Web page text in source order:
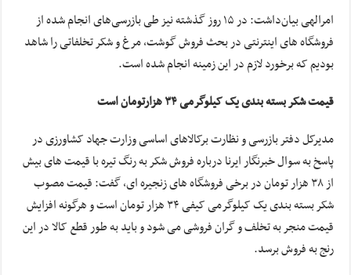
امرالهی بیان‌داشت: در ۱۵ روز گذشته نیز طی بازرسی‌های انجام شده از
فروشگاه های اینترنتی در بحث فروش گوشت، مرغ و شکر تخلفاتی را شاهد
بودیم که برخورد لازم در این زمینه انجام شده است.
قیمت شکر بسته بندی یک کیلوگرمی ۳۴ هزارتومان است
مدیرکل دفتر بازرسی و نظارت برکالاهای اساسی وزارت جهاد کشاورزی در
پاسخ به سوال خبرنگار ایرنا درباره فروش شکر به رنگ تیره با قیمت های بیش
از ۳۸ هزار تومان در برخی فروشگاه های زنجیره ای، گفت: قیمت مصوب
شکر بسته بندی یک کیلوگرمی کیفی ۳۴ هزار تومان است و هرگونه افزایش
قیمت منجر به تخلف و گران فروشی می شود و باید به طور قطع کالا در این
رنج به فروش برسد.